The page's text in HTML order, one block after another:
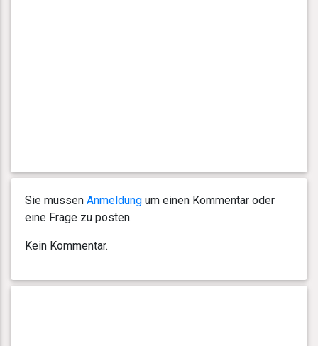
Sie müssen Anmeldung um einen Kommentar oder
eine Frage zu posten.
Kein Kommentar.